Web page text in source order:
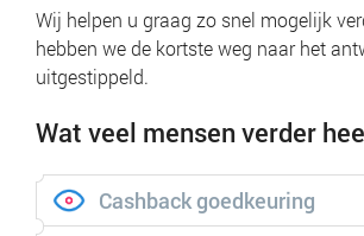
Wij helpen u graag zo snel mogelijk
hebben we de kortste weg naar het
uitgestippeld.
Wat veel mensen verder
Cashback goedkeuring